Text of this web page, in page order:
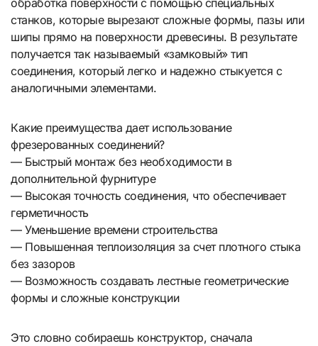
станков, которые вырезают сложные формы, пазы или
шипы прямо на поверхности древесины. В результате
получается так называемый «замковый» тип
соединения, который легко и надежно стыкуется с
аналогичными элементами.
Какие преимущества дает использование
фрезерованных соединений?
— Быстрый монтаж без необходимости в
дополнительной фурнитуре
— Высокая точность соединения, что обеспечивает
герметичность
— Уменьшение времени строительства
— Повышенная теплоизоляция за счет плотного стыка
без зазоров
— Возможность создавать лестные геометрические
формы и сложные конструкции
Это словно собираешь конструктор, сначала